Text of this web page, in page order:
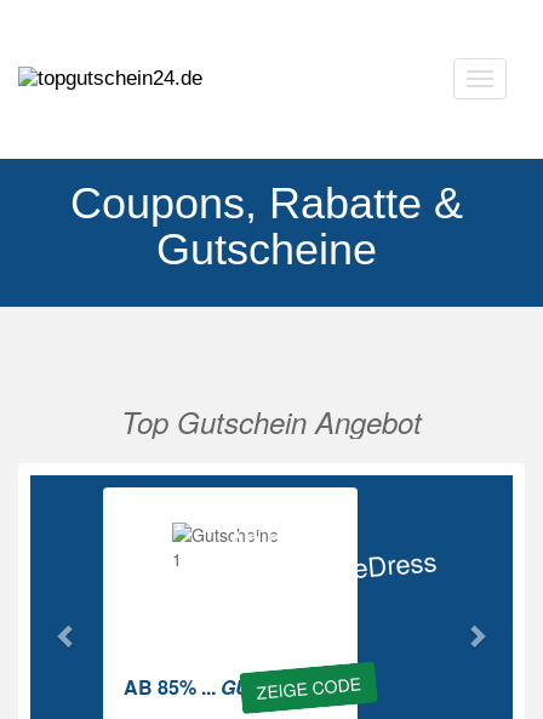
Coupons, Rabatte &
Gutscheine
Top Gutschein Angebot
Ab 85%
BabyOnlineDress
ZEIGE CODE
AB 85% ... GUTSCHEIN
Vorherige